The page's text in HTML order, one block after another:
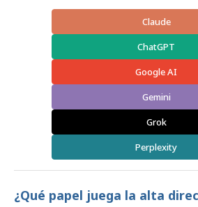
Claude
ChatGPT
Google AI
Gemini
Grok
Perplexity
¿Qué papel juega la alta